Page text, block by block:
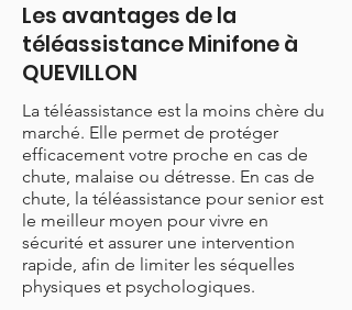
Les avantages de la
téléassistance Minifone à
QUEVILLON
La téléassistance est la moins chère du
marché. Elle permet de protéger
efficacement votre proche en cas de
chute, malaise ou détresse. En cas de
chute, la téléassistance pour senior est
le meilleur moyen pour vivre en
sécurité et assurer une intervention
rapide, afin de limiter les séquelles
physiques et psychologiques.